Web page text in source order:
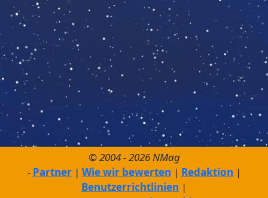
© 2004 - 2026 NMag
Partner
Wie wir bewerten
Redaktion
Benutzerrichtlinien